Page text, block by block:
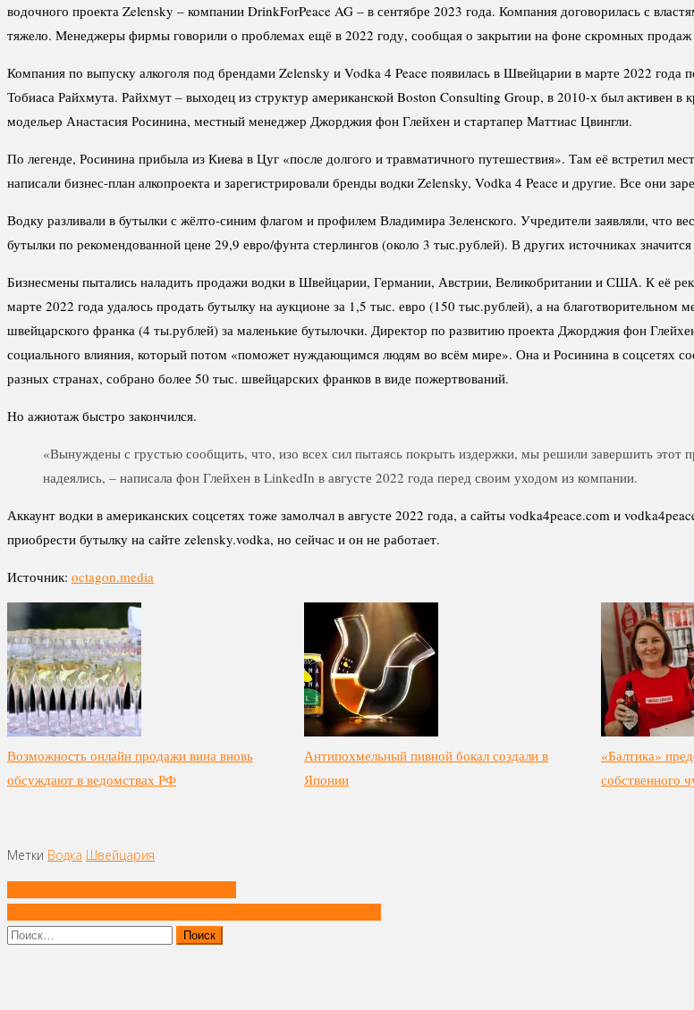
водочного проекта Zelensky – компании DrinkForPeace AG – в сентябре 2023 года. Компания договорилась с
тяжело. Менеджеры фирмы говорили о проблемах ещё в 2022 году, сообщая о закрытии на фоне скромных
Компания по выпуску алкоголя под брендами Zelensky и Vodka 4 Peace появилась в Швейцарии в марте 2022
Тобиаса Райхмута. Райхмут – выходец из структур американской Boston Consulting Group, в 2010-х был активен
модельер Анастасия Росинина, местный менеджер Джорджия фон Глейхен и стартапер Маттиас Цвингли.
По легенде, Росинина прибыла из Киева в Цуг «после долгого и травматичного путешествия». Там её встретил
написали бизнес-план алкопроекта и зарегистрировали бренды водки Zelensky, Vodka 4 Peace и другие. Все они
Водку разливали в бутылки с жёлто-синим флагом и профилем Владимира Зеленского. Учредители заявляли, что
бутылки по рекомендованной цене 29,9 евро/фунта стерлингов (около 3 тыс.рублей). В других источниках
Бизнесмены пытались наладить продажи водки в Швейцарии, Германии, Австрии, Великобритании и США. К её
марте 2022 года удалось продать бутылку на аукционе за 1,5 тыс. евро (150 тыс.рублей), а на
швейцарского франка (4 ты.рублей) за маленькие бутылочки. Директор по развитию проекта Джорджия фон
социального влияния, который потом «поможет нуждающимся людям во всём мире». Она и Росинина в соцсетях
разных странах, собрано более 50 тыс. швейцарских франков в виде пожертвований.
Но ажиотаж быстро закончился.
«Вынуждены с грустью сообщить, что, изо всех сил пытаясь покрыть издержки, мы решили завершить этот
надеялись, – написала фон Глейхен в LinkedIn в августе 2022 года перед своим уходом из компании.
Аккаунт водки в американских соцсетях тоже замолчал в августе 2022 года, а сайты vodka4peace.com и
приобрести бутылку на сайте zelensky.vodka, но сейчас и он не работает.
Источник: octagon.media
Возможность онлайн продажи вина вновь
обсуждают в ведомствах РФ
Антипохмельный пивной бокал создали в
Японии
«Балтика»
собственного
Метки Водка Швейцария
записям
Найти: